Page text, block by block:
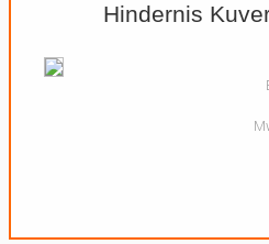
Hindernis